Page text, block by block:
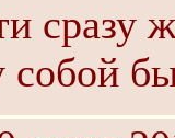
сразу
собой